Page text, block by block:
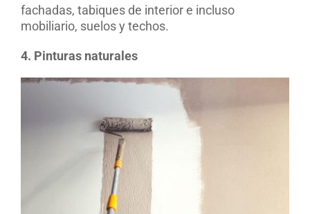
fachadas, tabiques de interior e incluso
mobiliario, suelos y techos.
4. Pinturas naturales